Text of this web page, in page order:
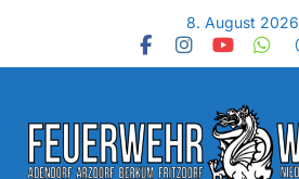
8. August 2026